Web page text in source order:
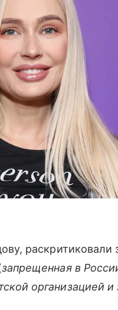
раскритиковали
запрещенная в
организацией